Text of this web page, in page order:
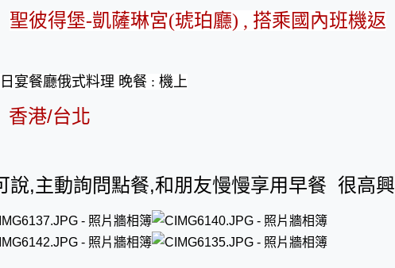
聖彼得堡-凱薩琳宮(琥珀廳) , 搭乘國內班機返
宴餐廳俄式料理 晚餐 : 機上
港/台北
說,主動詢問點餐,和朋友慢慢享用早餐 很高興